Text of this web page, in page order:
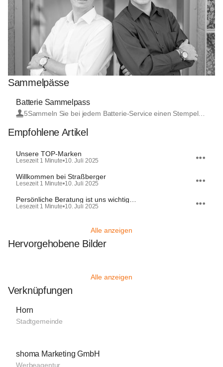
Sammelpässe
Batterie Sammelpass
5 Sammeln Sie bei jedem Batterie-Service einen Stempel. Haben Sie 5 Stempel gesammelt, erhalten Sie den 6. Batterie-Service GRATIS.
Empfohlene Artikel
Unsere TOP-Marken
Lesezeit 1 Minute•10. Juli 2025
Willkommen bei Straßberger
Lesezeit 1 Minute•10. Juli 2025
Persönliche Beratung ist uns wichtig…
Lesezeit 1 Minute•10. Juli 2025
Alle anzeigen
Hervorgehobene Bilder
Alle anzeigen
Verknüpfungen
Horn
Stadtgemeinde
shoma Marketing GmbH
Werbeagentur